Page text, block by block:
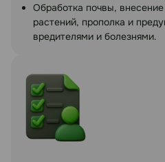
Обработка почвы,
растений, прополка и
вредителями и болезнями.